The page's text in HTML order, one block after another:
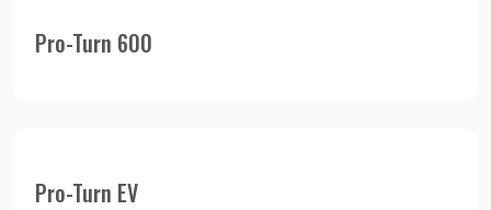
Pro-Turn 600
Pro-Turn EV